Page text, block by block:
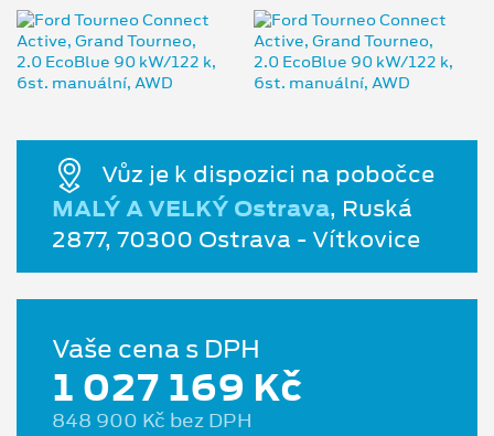
Vůz je k dispozici na pobočce
MALÝ A VELKÝ Ostrava, Ruská
2877, 70300 Ostrava - Vítkovice
Vaše cena s DPH
1 027 169 Kč
848 900 Kč bez DPH